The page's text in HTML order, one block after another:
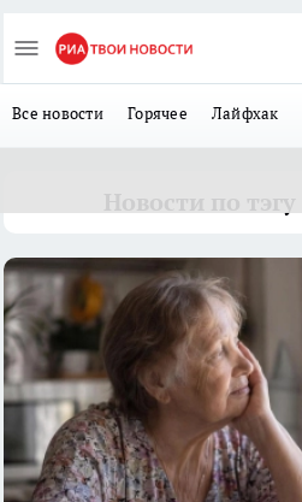
Все новости Горячее Лайфхак